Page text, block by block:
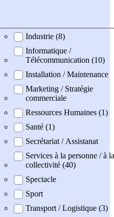
Industrie (8)
Informatique /
Télécommunication (10)
Installation / Maintenance
Marketing / Stratégie
commerciale
Ressources Humaines (1)
Santé (1)
Secrétariat / Assistanat
Services à la personne / à la
collectivité (40)
Spectacle
Sport
Transport / Logistique (3)